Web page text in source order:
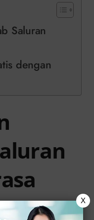
Saluran
dengan
X